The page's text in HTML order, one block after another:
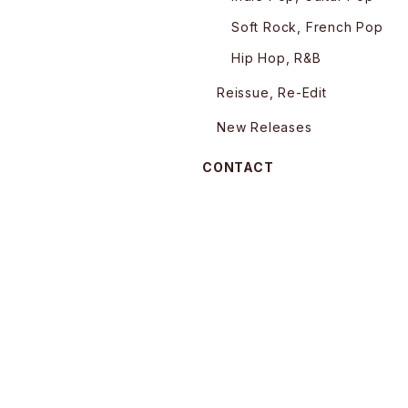
Soft Rock, French Pop
Hip Hop, R&B
Reissue, Re-Edit
New Releases
CONTACT